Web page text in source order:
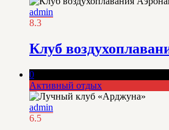
admin
8.3
Клуб
0
Активный отдых
admin
6.5